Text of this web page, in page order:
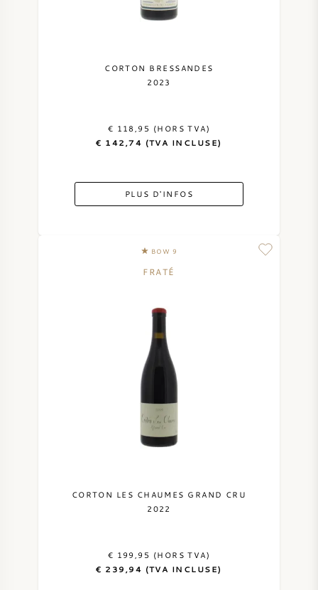
CORTON BRESSANDES
2023
€ 118,95 (HORS TVA)
€ 142,74 (TVA INCLUSE)
PLUS D'INFOS
BOW 9
FRATÉ
CORTON LES CHAUMES GRAND CRU
2022
€ 199,95 (HORS TVA)
€ 239,94 (TVA INCLUSE)